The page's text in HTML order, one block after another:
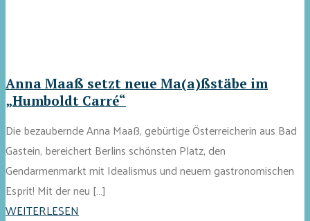
Anna Maaß setzt neue Ma(a)ßstäbe im
„Humboldt Carré“
Die bezaubernde Anna Maaß, gebürtige Österreicherin aus Bad
Gastein, bereichert Berlins schönsten Platz, den
Gendarmenmarkt mit Idealismus und neuem gastronomischen
Esprit! Mit der neu […]
WEITERLESEN